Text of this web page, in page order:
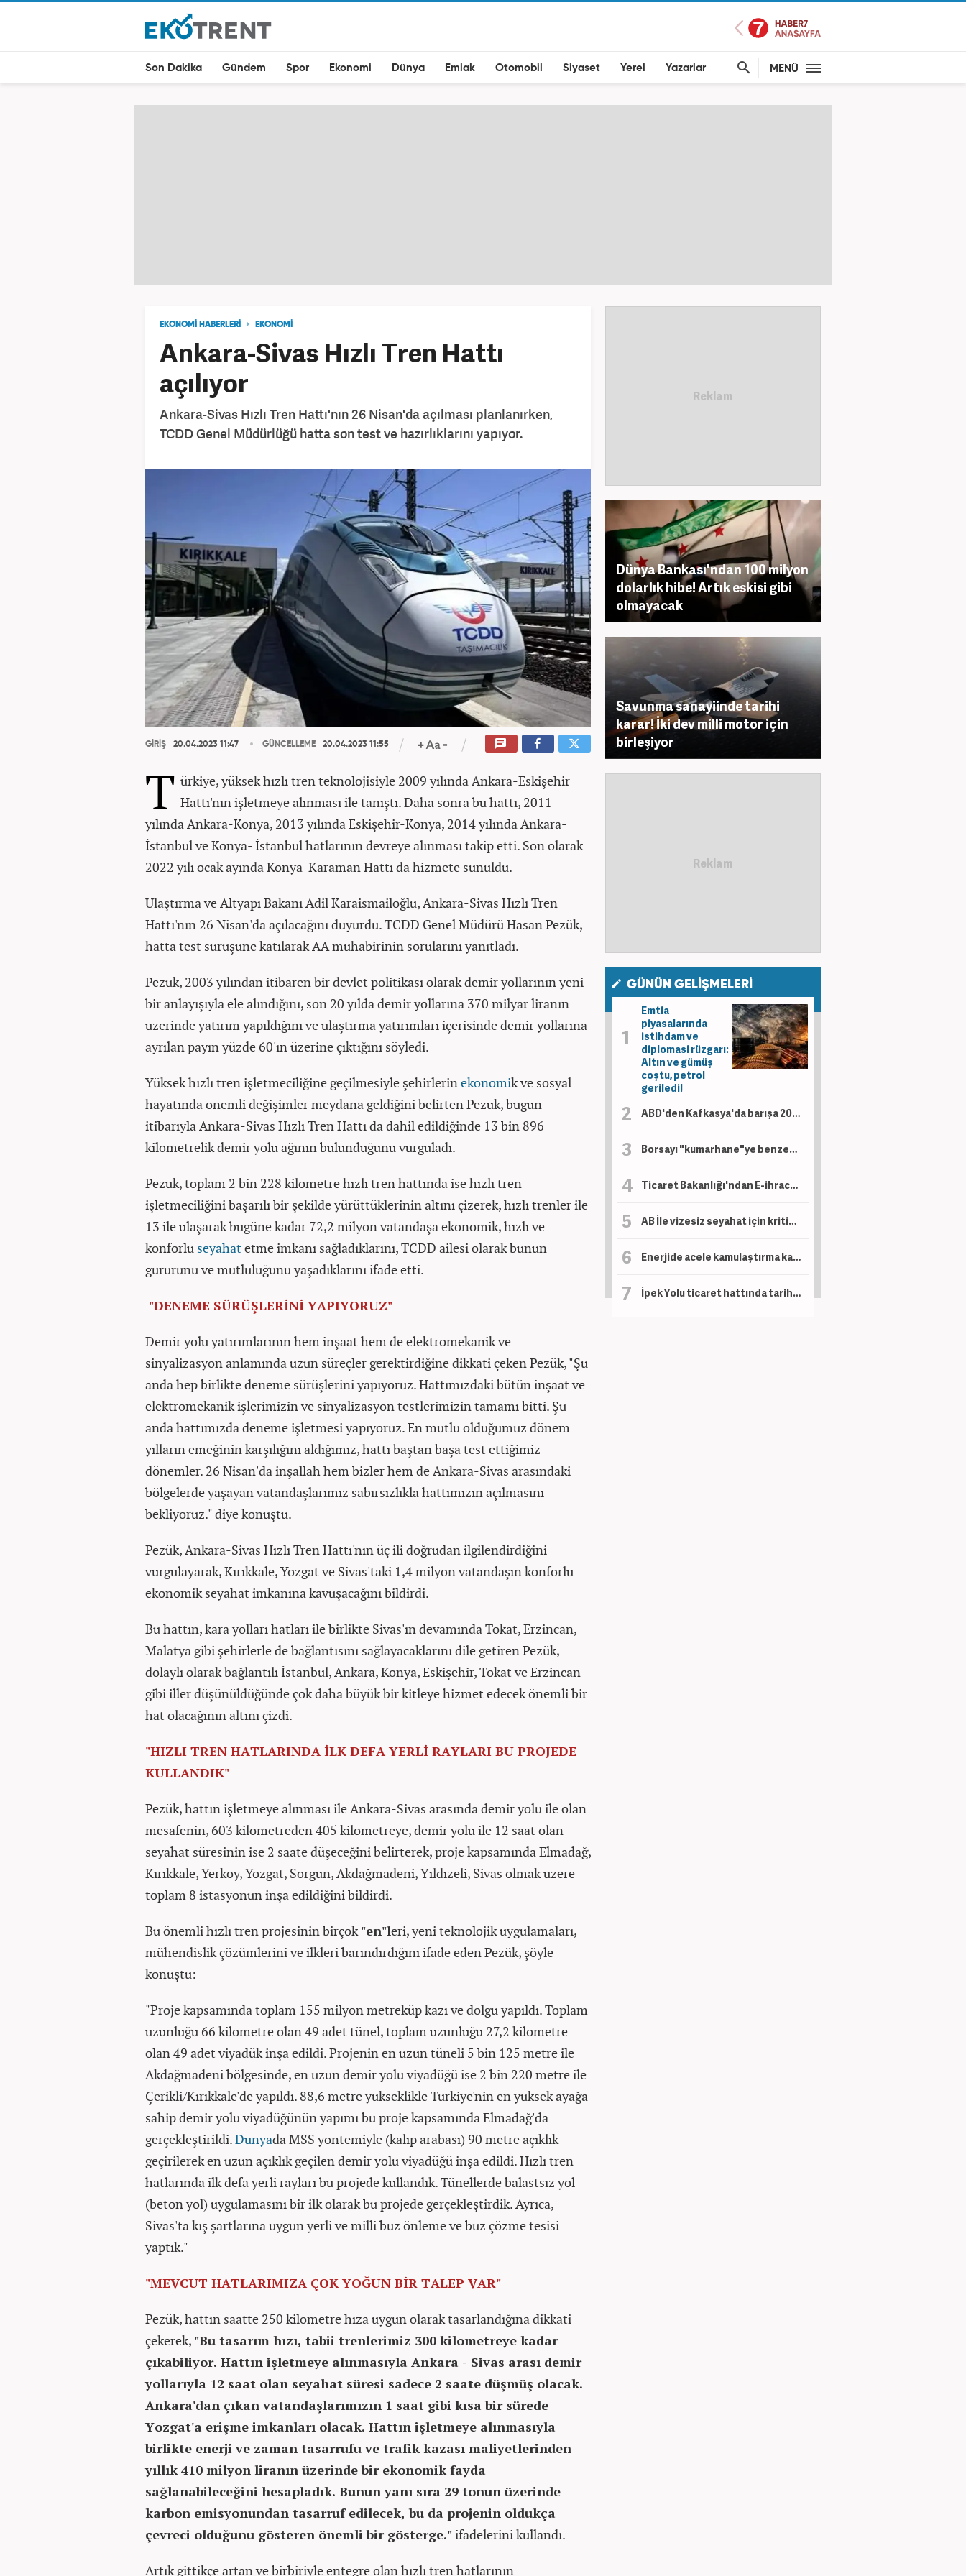
Son Dakika Gündem Spor Ekonomi Dünya Emlak Otomobil Siyaset Yerel Yazarlar MENÜ
EKONOMİ HABERLERİ EKONOMİ
Ankara-Sivas Hızlı Tren Hattı
açılıyor
Ankara-Sivas Hızlı Tren Hattı'nın 26 Nisan'da açılması planlanırken,
TCDD Genel Müdürlüğü hatta son test ve hazırlıklarını yapıyor.
GİRİŞ 20.04.2023 11:47 GÜNCELLEME 20.04.2023 11:55
T ürkiye, yüksek hızlı tren teknolojisiyle 2009 yılında Ankara-Eskişehir
Hattı'nın işletmeye alınması ile tanıştı. Daha sonra bu hattı, 2011
yılında Ankara-Konya, 2013 yılında Eskişehir-Konya, 2014 yılında Ankara-
İstanbul ve Konya- İstanbul hatlarının devreye alınması takip etti. Son olarak
2022 yılı ocak ayında Konya-Karaman Hattı da hizmete sunuldu.
Ulaştırma ve Altyapı Bakanı Adil Karaismailoğlu, Ankara-Sivas Hızlı Tren
Hattı'nın 26 Nisan'da açılacağını duyurdu. TCDD Genel Müdürü Hasan Pezük,
hatta test sürüşüne katılarak AA muhabirinin sorularını yanıtladı.
Pezük, 2003 yılından itibaren bir devlet politikası olarak demir yollarının yeni
bir anlayışıyla ele alındığını, son 20 yılda demir yollarına 370 milyar liranın
üzerinde yatırım yapıldığını ve ulaştırma yatırımları içerisinde demir yollarına
ayrılan payın yüzde 60'ın üzerine çıktığını söyledi.
Yüksek hızlı tren işletmeciliğine geçilmesiyle şehirlerinekonomik ve sosyal
hayatında önemli değişimler meydana geldiğini belirten Pezük, bugün
itibarıyla Ankara-Sivas Hızlı Tren Hattı da dahil edildiğinde 13 bin 896
kilometrelik demir yolu ağının bulunduğunu vurguladı.
Pezük, toplam 2 bin 228 kilometre hızlı tren hattında ise hızlı tren
işletmeciliğini başarılı bir şekilde yürüttüklerinin altını çizerek, hızlı trenler ile
13 ile ulaşarak bugüne kadar 72,2 milyon vatandaşa ekonomik, hızlı ve
konforlu seyahat etme imkanı sağladıklarını, TCDD ailesi olarak bunun
gururunu ve mutluluğunu yaşadıklarını ifade etti.
"DENEME SÜRÜŞLERİNİ YAPIYORUZ"
Demir yolu yatırımlarının hem inşaat hem de elektromekanik ve
sinyalizasyon anlamında uzun süreçler gerektirdiğine dikkati çeken Pezük, "Şu
anda hep birlikte deneme sürüşlerini yapıyoruz. Hattımızdaki bütün inşaat ve
elektromekanik işlerimizin ve sinyalizasyon testlerimizin tamamı bitti. Şu
anda hattımızda deneme işletmesi yapıyoruz. En mutlu olduğumuz dönem
yılların emeğinin karşılığını aldığımız, hattı baştan başa test ettiğimiz
dönemler. 26 Nisan'da inşallah hem bizler hem de Ankara-Sivas arasındaki
bölgelerde yaşayan vatandaşlarımız sabırsızlıkla hattımızın açılmasını
bekliyoruz." diye konuştu.
Pezük, Ankara-Sivas Hızlı Tren Hattı'nın üç ili doğrudan ilgilendirdiğini
vurgulayarak, Kırıkkale, Yozgat ve Sivas'taki 1,4 milyon vatandaşın konforlu
ekonomik seyahat imkanına kavuşacağını bildirdi.
Bu hattın, kara yolları hatları ile birlikte Sivas'ın devamında Tokat, Erzincan,
Malatya gibi şehirlerle de bağlantısını sağlayacaklarını dile getiren Pezük,
dolaylı olarak bağlantılı İstanbul, Ankara, Konya, Eskişehir, Tokat ve Erzincan
gibi iller düşünüldüğünde çok daha büyük bir kitleye hizmet edecek önemli bir
hat olacağının altını çizdi.
"HIZLI TREN HATLARINDA İLK DEFA YERLİ RAYLARI BU PROJEDE
KULLANDIK"
Pezük, hattın işletmeye alınması ile Ankara-Sivas arasında demir yolu ile olan
mesafenin, 603 kilometreden 405 kilometreye, demir yolu ile 12 saat olan
seyahat süresinin ise 2 saate düşeceğini belirterek, proje kapsamında Elmadağ,
Kırıkkale, Yerköy, Yozgat, Sorgun, Akdağmadeni, Yıldızeli, Sivas olmak üzere
toplam 8 istasyonun inşa edildiğini bildirdi.
Bu önemli hızlı tren projesinin birçok"en"leri, yeni teknolojik uygulamaları,
mühendislik çözümlerini ve ilkleri barındırdığını ifade eden Pezük, şöyle
konuştu:
"Proje kapsamında toplam 155 milyon metreküp kazı ve dolgu yapıldı. Toplam
uzunluğu 66 kilometre olan 49 adet tünel, toplam uzunluğu 27,2 kilometre
olan 49 adet viyadük inşa edildi. Projenin en uzun tüneli 5 bin 125 metre ile
Akdağmadeni bölgesinde, en uzun demir yolu viyadüğü ise 2 bin 220 metre ile
Çerikli/Kırıkkale'de yapıldı. 88,6 metre yükseklikle Türkiye'nin en yüksek ayağa
sahip demir yolu viyadüğünün yapımı bu proje kapsamında Elmadağ'da
gerçekleştirildi.Dünyada MSS yöntemiyle (kalıp arabası) 90 metre açıklık
geçirilerek en uzun açıklık geçilen demir yolu viyadüğü inşa edildi. Hızlı tren
hatlarında ilk defa yerli rayları bu projede kullandık. Tünellerde balastsız yol
(beton yol) uygulamasını bir ilk olarak bu projede gerçekleştirdik. Ayrıca,
Sivas'ta kış şartlarına uygun yerli ve milli buz önleme ve buz çözme tesisi
yaptık."
"MEVCUT HATLARIMIZA ÇOK YOĞUN BİR TALEP VAR"
Pezük, hattın saatte 250 kilometre hıza uygun olarak tasarlandığına dikkati
çekerek, "Bu tasarım hızı, tabii trenlerimiz 300 kilometreye kadar
çıkabiliyor. Hattın işletmeye alınmasıyla Ankara - Sivas arası demir
yollarıyla 12 saat olan seyahat süresi sadece 2 saate düşmüş olacak.
Ankara'dan çıkan vatandaşlarımızın 1 saat gibi kısa bir sürede
Yozgat'a erişme imkanları olacak. Hattın işletmeye alınmasıyla
birlikte enerji ve zaman tasarrufu ve trafik kazası maliyetlerinden
yıllık 410 milyon liranın üzerinde bir ekonomik fayda
sağlanabileceğini hesapladık. Bunun yanı sıra 29 tonun üzerinde
karbon emisyonundan tasarruf edilecek, bu da projenin oldukça
çevreci olduğunu gösteren önemli bir gösterge."ifadelerini kullandı.
Artık gittikçe artan ve birbiriyle entegre olan hızlı tren hatlarının
Dünya Bankası'ndan 100 milyon
dolarlık hibe! Artık eskisi gibi
olmayacak
Savunma sanayiinde tarihi
karar! İki dev milli motor için
birleşiyor
GÜNÜN GELİŞMELERİ
Emtia
piyasalarında
istihdam ve
diplomasi rüzgarı:
Altın ve gümüş
coştu, petrol
geriledi!
ABD'den Kafkasya'da barışa 201 milyon dolarlık yatırım! Trans-Hazar Girişim Fonu onaylandı
Borsayı "kumarhane"ye benzetmişti! 95 yaşındaki yatırımcı finans piyasalarını uyardı
Ticaret Bakanlığı'ndan E-ihracat hamlesi! Helal pazardan vergi düzenlemelerine kadar!
AB İle vizesiz seyahat için kritik adım! Kalan 6 kriter için çalışma başlatıldı
Enerjide acele kamulaştırma kararı!
İpek Yolu ticaret hattında tarihi gün! Bakan Bolat'tan rekor paylaşımı